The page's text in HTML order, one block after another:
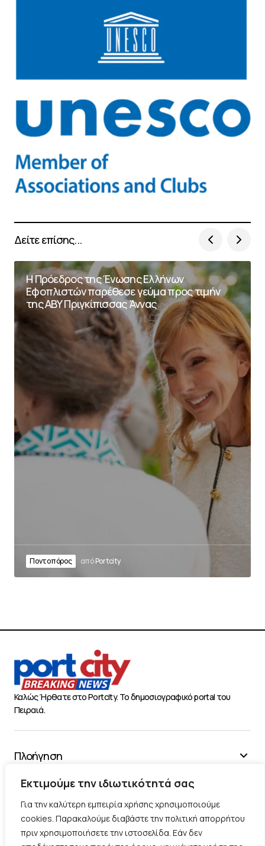
Εκτιμούμε την ιδιωτικότητά σας
Για την καλύτερη εμπειρία χρήσης χρησιμοποιούμε
cookies. Παρακαλούμε διαβάστε την πολιτική απορρήτου
πριν χρησιμοποιήσετε την ιστοσελίδα. Εάν δεν
Δείτε επίσης...
Η Πρόεδρος της Ένωσης Ελλήνων
Εφοπλιστών παρέθεσε γεύμα προς τιμήν
της ΑΒΥ Πριγκίπισσας Άννας
Ποντοπόρος απόPortcity
Καλώς Ήρθατε στο Portcity. Το δημοσιογραφικό portal του
Πειραιά.
Πλοήγηση
Χρήσιμα
Διάφορα